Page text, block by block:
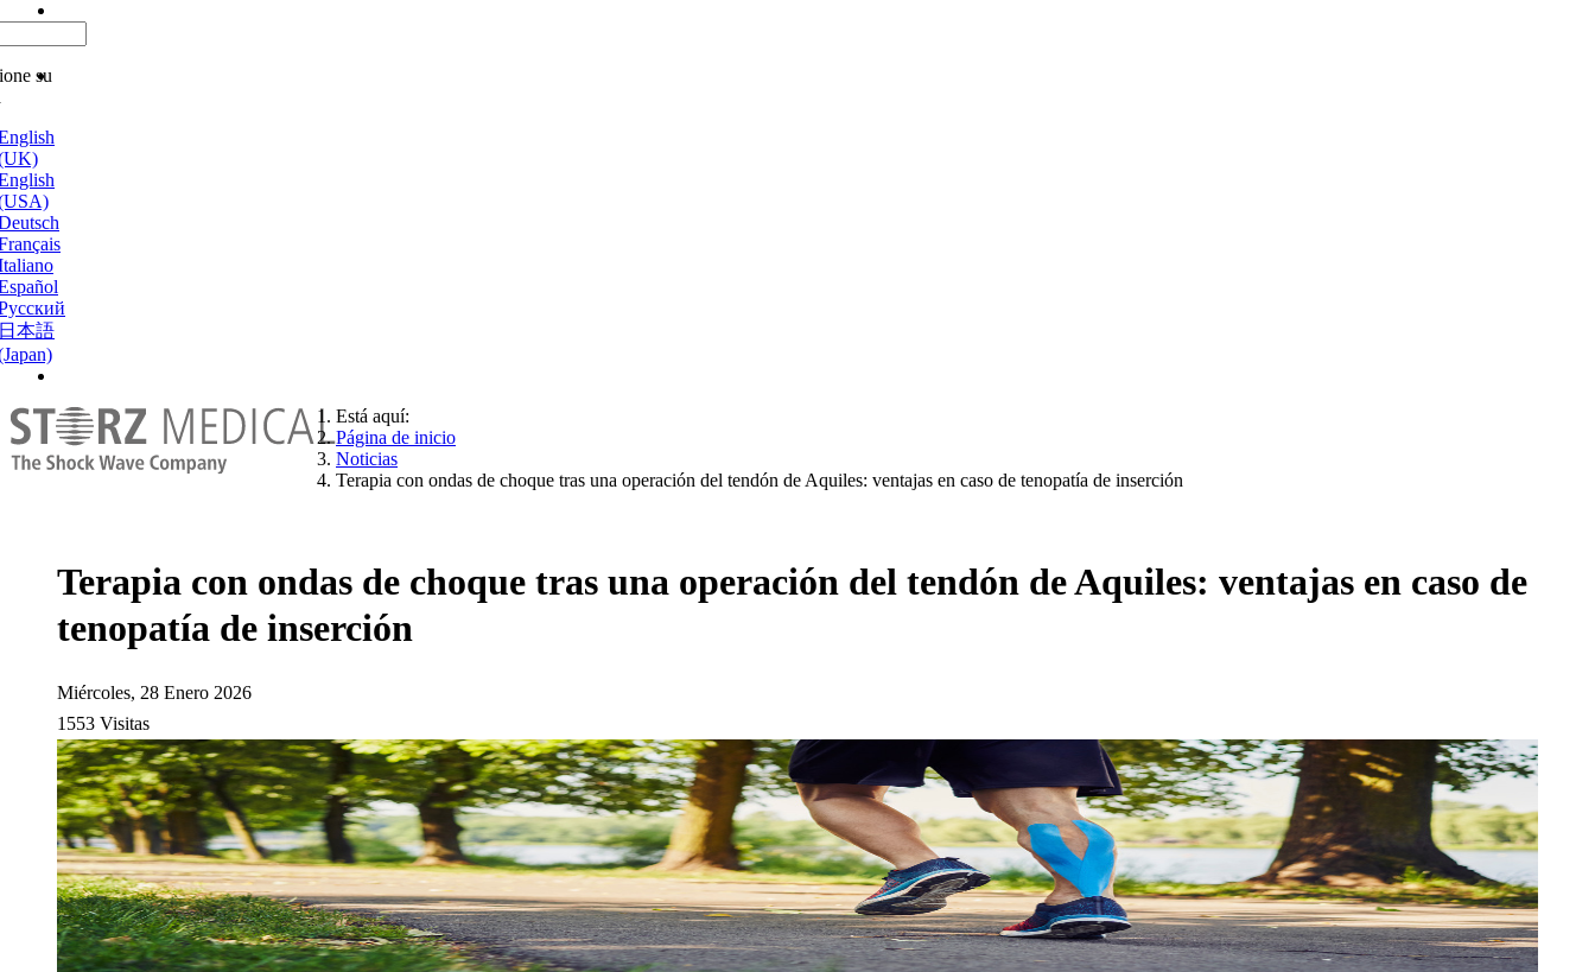
su
本語
Está aquí:
Página de inicio
Noticias
Terapia con ondas de choque tras una operación del tendón de Aquiles: ventajas en caso de tenopatía de inserción
Terapia con ondas de choque tras una operación del tendón de Aquiles: ventajas en caso de
tenopatía de inserción
Miércoles, 28 Enero 2026
1553 Visitas